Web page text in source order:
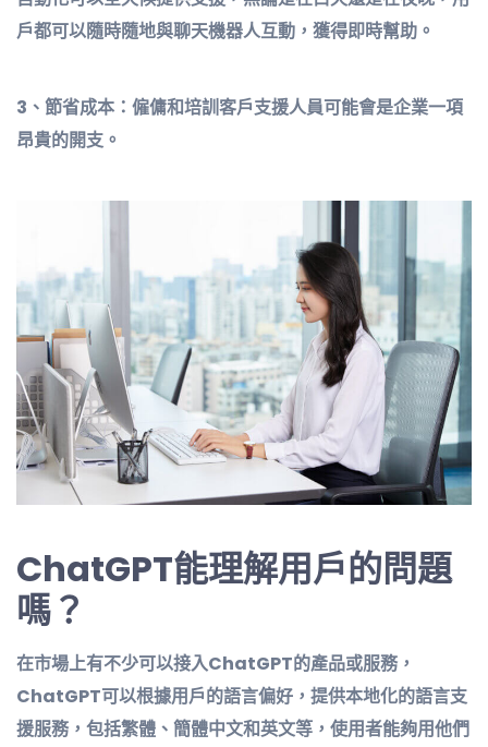
戶都可以隨時隨地與聊天機器人互動，獲得即時幫助。
3、節省成本：僱傭和培訓客戶支援人員可能會是企業一項
昂貴的開支。
ChatGPT能理解用戶的問題
嗎？
在市場上有不少可以接入ChatGPT的產品或服務，
ChatGPT可以根據用戶的語言偏好，提供本地化的語言支
援服務，包括繁體、簡體中文和英文等，使用者能夠用他們